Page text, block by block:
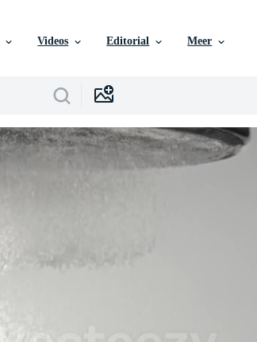
Videos Editorial Meer